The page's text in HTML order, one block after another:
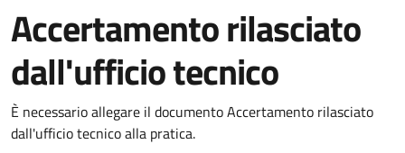
Accertamento rilasciato
dall'ufficio tecnico
È necessario allegare il documento Accertamento rilasciato
dall'ufficio tecnico alla pratica.